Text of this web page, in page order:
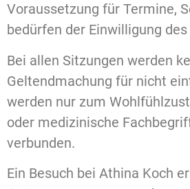
Voraussetzung für Termine,
bedürfen der Einwilligung
Bei allen Sitzungen werden
Geltendmachung für nicht
werden nur zum
oder medizinische
verbunden.
Ein Besuch bei Athina Koch